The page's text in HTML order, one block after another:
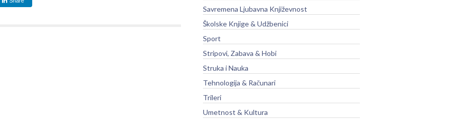
Savremena Ljubavna Književnost
Školske Knjige & Udžbenici
Sport
Stripovi, Zabava & Hobi
Struka i Nauka
Tehnologija & Računari
Trileri
Umetnost & Kultura